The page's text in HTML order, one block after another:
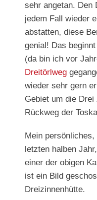
sehr angetan. Den
jedem Fall wieder
abstatten, diese
genial! Das
(da bin ich vor
Dreitörlweg
wieder sehr gern
Gebiet um die Drei
Rückweg der
Mein
letzten halben
einer der obigen
ist ein Bild
Dreizinnenhütte.